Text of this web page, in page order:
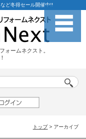
ど冬得セール開催中!!
ォームネクスト。
トップ > アーカイブ